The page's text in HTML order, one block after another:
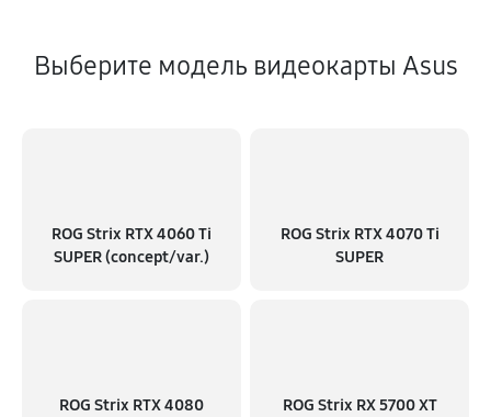
Выберите модель видеокарты Asus
ROG Strix RTX 4060 Ti
SUPER (concept/var.)
ROG Strix RTX 4070 Ti
SUPER
ROG Strix RTX 4080
ROG Strix RX 5700 XT